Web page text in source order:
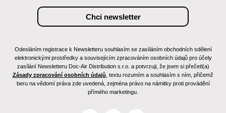
Odesláním registrace k Newsletteru souhlasím se zasíláním obchodních sdělení
elektronickými prostředky a souvisejícím zpracováním osobních údajů pro účely
zasílání Newsletteru Doc-Air Distribution s.r.o. a potvrzuji, že jsem si přečetl(a)
Zásady zpracování osobních údajů , textu rozumím a souhlasím s ním, přičemž
beru na vědomí práva zde uvedená, zejména právo na námitky proti provádění
přímého marketingu.